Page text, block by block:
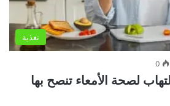
تغذية
0
لصحة الأمعاء تنصح بها